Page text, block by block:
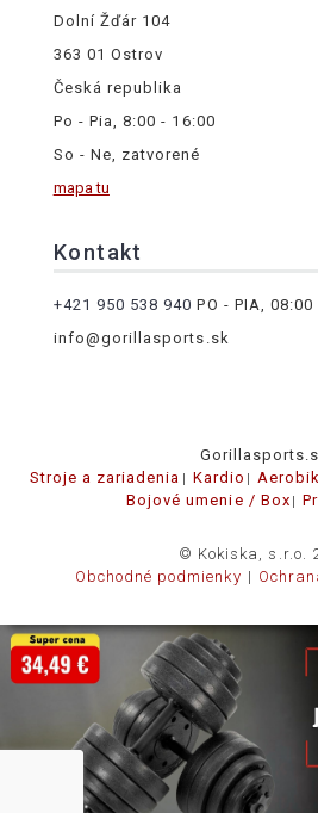
Dolní Žďár 104
363 01 Ostrov
Česká republika
Po - Pia, 8:00 - 16:00
So - Ne, zatvorené
mapa tu
Kontakt
+421 950 538 940 PO - PIA, 08:00
info@gorillasports.sk
Stroje a zariadenia
Kardio Aerobik
Bojové umenie / Box
© Kokiska, s.r.o.
Obchodné podmienky